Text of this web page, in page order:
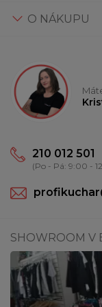
O NÁKUPU
210 012 501
(Po - Pá: 9:00 -
SHOWROOM V